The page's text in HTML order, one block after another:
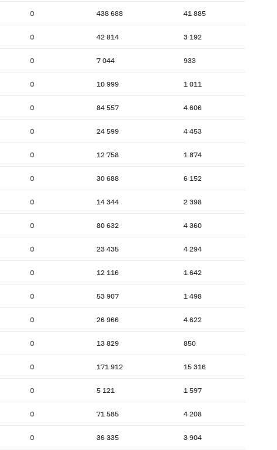
0 438 688 41 885
0 42 814 3 192
0 7 044 933
0 10 999 1 011
0 84 557 4 606
0 24 599 4 453
0 12 758 1 874
0 30 688 6 152
0 14 344 2 398
0 80 632 4 360
0 23 435 4 294
0 12 116 1 642
0 53 907 1 498
0 26 966 4 622
0 13 829 850
0 171 912 15 316
0 5 121 1 597
0 71 585 4 208
0 36 335 3 904